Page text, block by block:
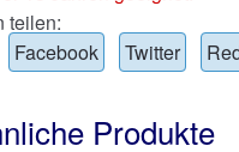
teilen:
Facebook Twitter
Produkte